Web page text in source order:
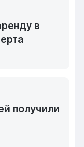
в
получили